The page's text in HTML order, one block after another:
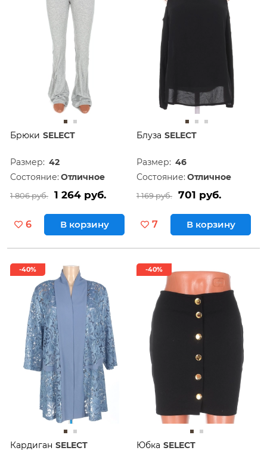
Брюки SELECT
Размер: 42
Состояние: Отличное
1 806 руб. 1 264 руб.
6 В корзину
Блуза SELECT
Размер: 46
Состояние: Отличное
1 169 руб. 701 руб.
7 В корзину
-40%
Кардиган SELECT
-40%
Юбка SELECT